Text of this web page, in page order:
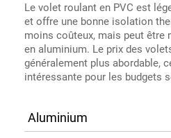
Le volet roulant en PVC est
et offre une bonne isolation
moins coûteux, mais peut être
en aluminium. Le prix des
généralement plus abordable,
intéressante pour les budgets
Aluminium